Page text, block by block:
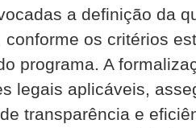
a definição da
conforme os critérios
programa. A
legais aplicáveis,
transparência e